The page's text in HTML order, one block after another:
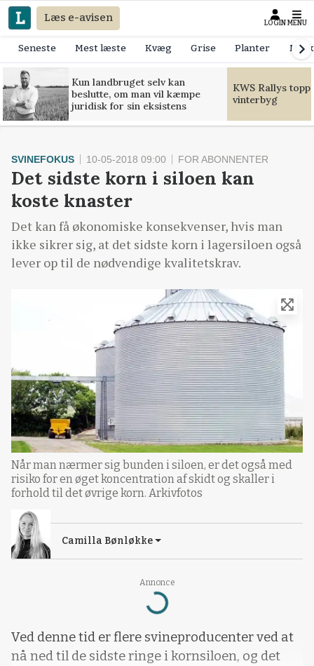
Læs e-avisen LOGIN MENU
Seneste Mest læste Kvæg Grise Planter
Kun landbruget selv kan
beslutte, om man vil kæmpe
juridisk for sin eksistens
KWS Rallys
vinterbyg
Annonce
Loading...
SVINEFOKUS 10-05-2018 09:00 FOR ABONNENTER
Det sidste korn i siloen kan
koste knaster
Det kan få økonomiske konsekvenser, hvis man
ikke sikrer sig, at det sidste korn i lagersiloen også
lever op til de nødvendige kvalitetskrav.
Når man nærmer sig bunden i siloen, er det også med
risiko for en øget koncentration af skidt og skaller i
forhold til det øvrige korn. Arkivfotos
Camilla Bønløkke
Ved denne tid er flere svineproducenter ved at
nå ned til de sidste ringe i kornsiloen, og det